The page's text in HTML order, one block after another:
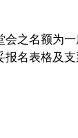
之名额为
名表格及支